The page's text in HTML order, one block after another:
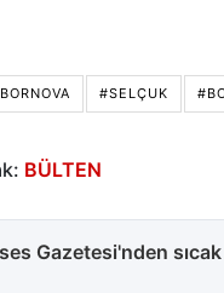
#SELÇUK
BÜLTEN
Gazetesi'nden